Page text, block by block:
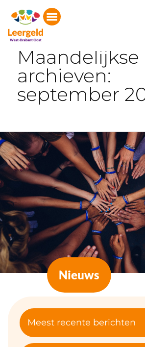
Start
Maandelijkse
archieven:
september
Nieuws
Meest recente berichten